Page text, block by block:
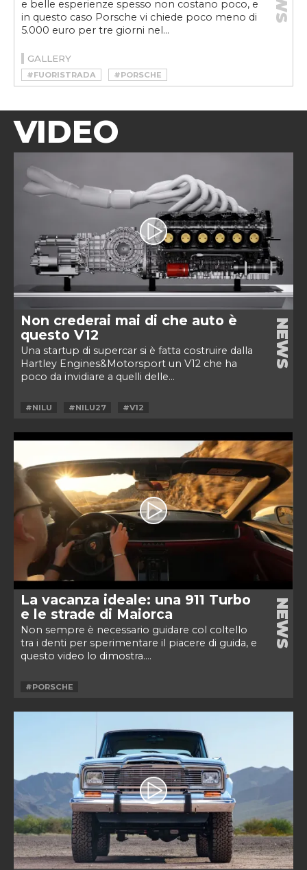
e belle esperienze spesso non costano poco, e
in questo caso Porsche vi chiede poco meno di
5.000 euro per tre giorni nel...
GALLERY
#FUORISTRADA #PORSCHE
VIDEO
Non crederai mai di che auto è
questo V12
Una startup di supercar si è fatta costruire dalla
Hartley Engines&Motorsport un V12 che ha
poco da invidiare a quelli delle...
NEWS
#NILU #NILU27 #V12
La vacanza ideale: una 911 Turbo
e le strade di Maiorca
Non sempre è necessario guidare col coltello
tra i denti per sperimentare il piacere di guida, e
questo video lo dimostra....
NEWS
#PORSCHE